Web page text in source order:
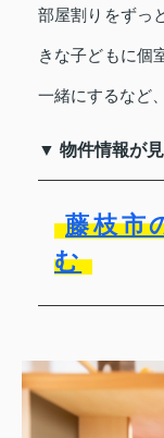
部屋割りをずっ
きな子どもに個
一緒にするなど
▼ 物件情報が
藤枝市
む